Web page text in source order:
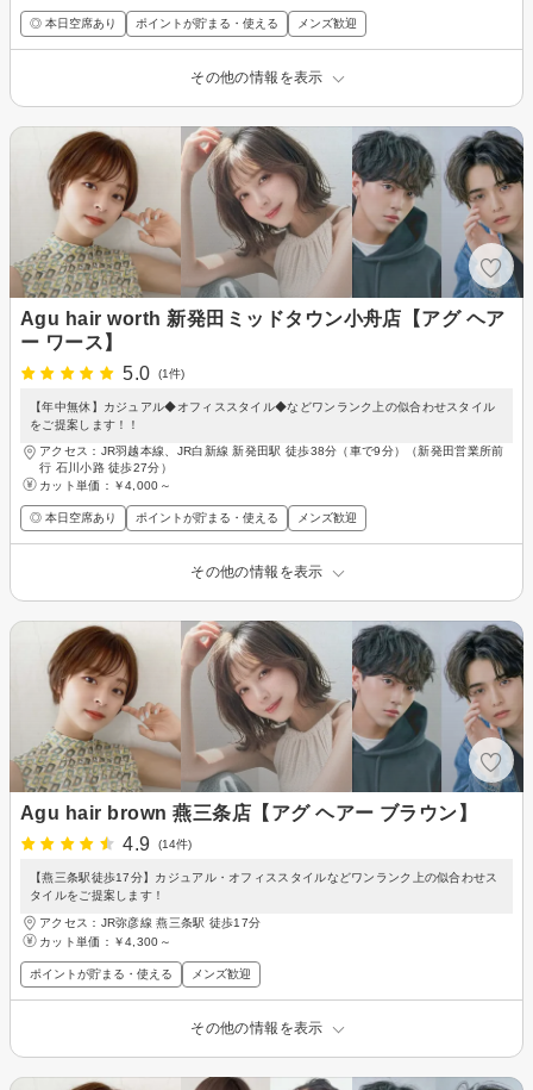
◎ 本日空席あり ポイントが貯まる・使える メンズ歓迎
その他の情報を表示
Agu hair worth 新発田ミッドタウン小舟店【アグ ヘア
ー ワース】
5.0
(1件)
【年中無休】カジュアル◆オフィススタイル◆などワンランク上の似合わせスタイル
をご提案します！！
アクセス：JR羽越本線、JR白新線 新発田駅 徒歩38分（車で9分）（新発田営業所前
行 石川小路 徒歩27分）
カット単価： ￥4,000～
◎ 本日空席あり ポイントが貯まる・使える メンズ歓迎
その他の情報を表示
Agu hair brown 燕三条店【アグ ヘアー ブラウン】
4.9
(14件)
【燕三条駅徒歩17分】カジュアル・オフィススタイルなどワンランク上の似合わせス
タイルをご提案します！
アクセス：JR弥彦線 燕三条駅 徒歩17分
カット単価： ￥4,300～
ポイントが貯まる・使える メンズ歓迎
その他の情報を表示